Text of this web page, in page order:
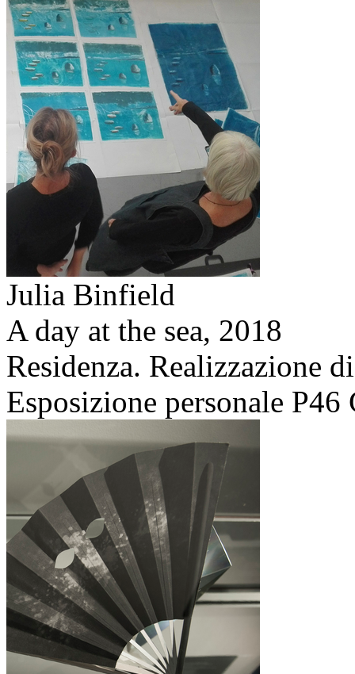
Julia Binfield
A day at the sea, 2018
Residenza. Realizzazione
Esposizione personale